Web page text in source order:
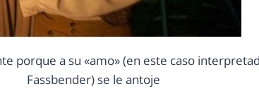
porque a su «amo» (en este caso
Fassbender) se le antoje